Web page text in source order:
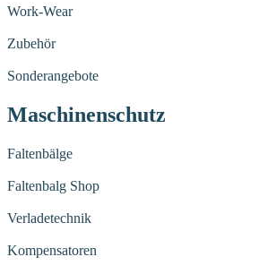
Work-Wear
Zubehör
Sonderangebote
Maschinenschutz
Faltenbälge
Faltenbalg Shop
Verladetechnik
Kompensatoren